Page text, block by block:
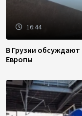
16:44
В Грузии
Европы